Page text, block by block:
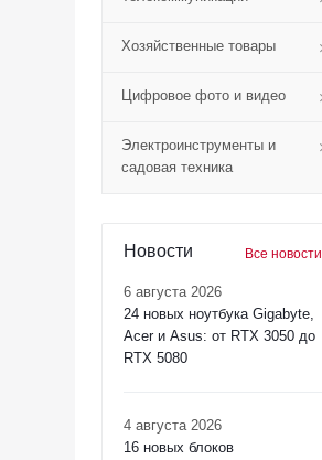
Хозяйственные товары
Цифровое фото и видео
Электроинструменты и
садовая техника
Новости Все новости
6 августа 2026
24 новых ноутбука Gigabyte,
Acer и Asus: от RTX 3050 до
RTX 5080
4 августа 2026
16 новых блоков